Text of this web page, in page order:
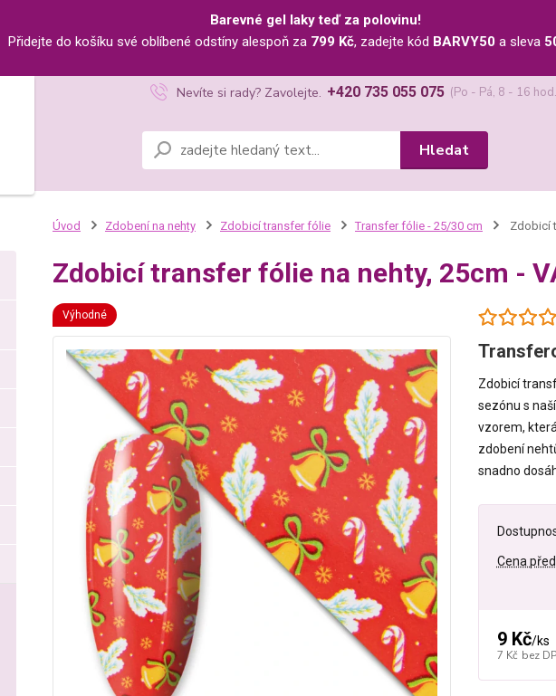
Barevné gel laky teď za polovinu!
Přidejte do košíku své oblíbené odstíny alespoň za 799 Kč, zadejte kód BARVY50 a sleva
Hledat
Nevíte si rady? Zavolejte. +420 735 055 075 (Po - Pá, 8 - 16
Úvod Zdobení na nehty Zdobicí transfer fólie Transfer fólie - 25/30 cm Zdobicí
Zdobicí transfer fólie na nehty, 25cm -
Výhodné
Zdobicí
sezónu s
vzorem,
zdobení
snadno
Cena
9 Kč/ks
7 Kč bez